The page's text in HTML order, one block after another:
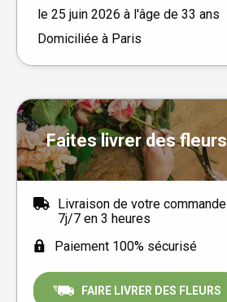
le 25 juin 2026 à l'âge de 33 ans
Domiciliée à Paris
Faites livrer des fleurs
Livraison de votre commande
7j/7 en 3 heures
Paiement 100% sécurisé
FAIRE LIVRER DES FLEURS